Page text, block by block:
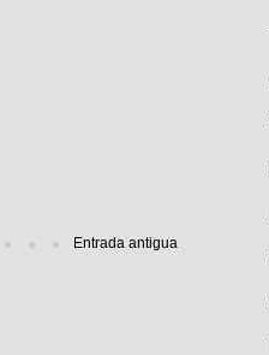
Entrada antigua